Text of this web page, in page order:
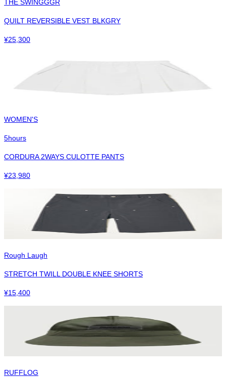
THE SWINGGGR
QUILT REVERSIBLE VEST BLKGRY
¥25,300
WOMEN'S
5hours
CORDURA 2WAYS CULOTTE PANTS
¥23,980
Rough Laugh
STRETCH TWILL DOUBLE KNEE SHORTS
¥15,400
RUFFLOG